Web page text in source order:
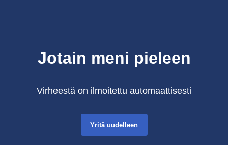
Jotain meni pieleen
Virheestä on ilmoitettu automaattisesti
Yritä uudelleen